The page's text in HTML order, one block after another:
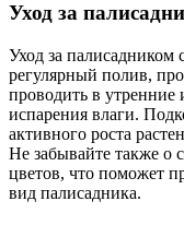
Уход за
Уход за палисадником
регулярный полив,
проводить в утренние
испарения влаги.
активного роста
Не забывайте также о
цветов, что поможет
вид палисадника.